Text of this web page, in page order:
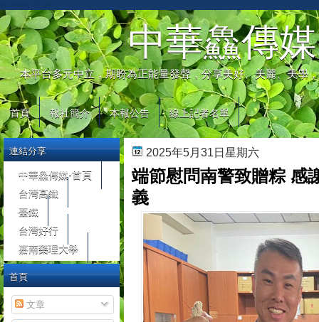
中華鱻傳媒
本平台多元中立，期盼為正能量發聲，分享美好、美麗、美學
首頁 報社簡介 本報公告 線上記者名單
2025年5月31日星期六
端節慰問南警致贈粽 感
義
連結分享
中華鱻傳媒-首頁
台灣高鐵
臺鐵
台灣好行
嘉南藥理大學
首頁
文章